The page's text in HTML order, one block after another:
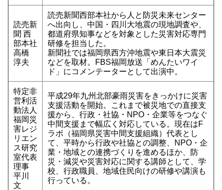
読売新
聞 西
部本社
高橋
淳夫
読売新聞西部本社から人と防災未来センター
へ出向し、中国・四川大地震の現地調査や、
都道府県知事などを対象とした災害対応専門
研修を担当した。
新聞社では福岡県西方沖地震や東日本大震災
などを取材。FBS福岡放送「めんたいワイ
ド」にコメンテーターとして出演中。
特定非
営利活
動法人
福岡災
害レジ
リエン
ス研究
室代表
理事
平川
文
平成29年九州北部豪雨災害をきっかけに災害
支援活動を開始。これまで被災地での直接支
援から、行政・社協・NPO・企業等をつなぐ
中間支援まで幅広く対応している。現在はF
ラボ（福岡県災害中間支援組織）代表とし
て、平時から行政や社協との調整、NPO・企
業・地域との連携づくりを進めるほか、防
災・減災や災害対応に関する講師として、学
校、行政職員、地域住民向けの研修や講演も
行っている。